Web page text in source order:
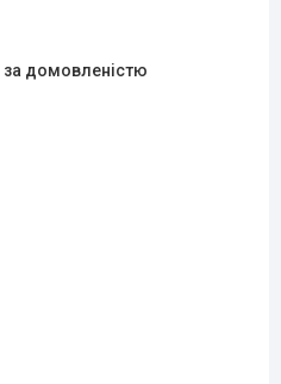
за домовленістю